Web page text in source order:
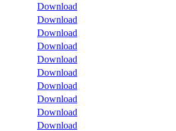
Download
Download
Download
Download
Download
Download
Download
Download
Download
Download